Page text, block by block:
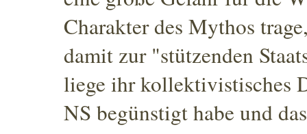
Charakter des Mythos
damit zur "stützenden
liege ihr kollektivistisches
NS begünstigt habe und